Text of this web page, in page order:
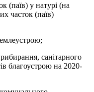
(паїв) у натурі (на
часток (паїв)
санітарного
благоустрою на 2020-